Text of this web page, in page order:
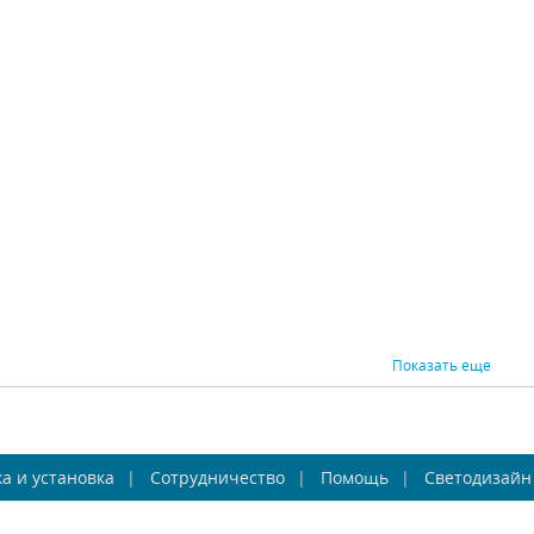
Настенный
Inodesign
Бра Inodesign Gold Hills
44.613
Показать еще
и установка Сотрудничество Помощь Светодизайн